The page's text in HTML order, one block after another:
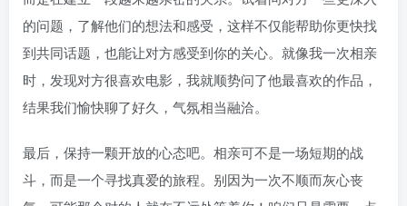
的问题，了解他们的想法和感受，这样不仅能帮助你更快找
到共同话题，也能让对方感受到你的关心。就像我一次相亲
时，发现对方很喜欢电影，我就顺势问了他最喜欢的作品，
结果我们愉快聊了好久，气氛相当融洽。
最后，保持一颗开放的心态吧。相亲可不是一场短期的战
斗，而是一个寻找真爱的旅程。别因为一次不顺而灰心丧